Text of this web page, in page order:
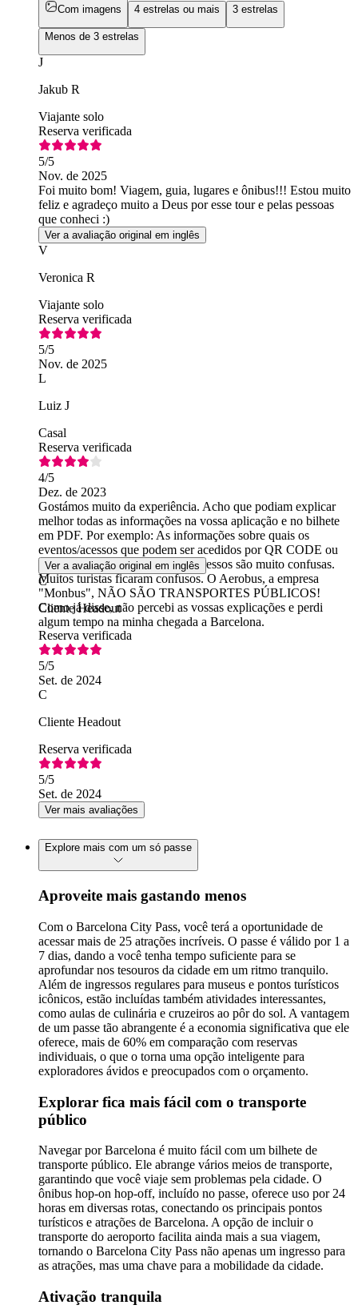
Com imagens 4 estrelas ou mais 3 estrelas
Menos de 3 estrelas
J
Jakub R
Viajante solo
Reserva verificada
5/5
Nov. de 2025
Foi muito bom! Viagem, guia, lugares e ônibus!!! Estou muito
feliz e agradeço muito a Deus por esse tour e pelas pessoas
que conheci :)
Ver a avaliação original em inglês
V
Veronica R
Viajante solo
Reserva verificada
5/5
Nov. de 2025
L
Luiz J
Casal
Reserva verificada
4/5
Dez. de 2023
Gostámos muito da experiência. Acho que podiam explicar
melhor todas as informações na vossa aplicação e no bilhete
em PDF. Por exemplo: As informações sobre quais os
eventos/acessos que podem ser acedidos por QR CODE ou
apenas por vouchers/cartões impressos são muito confusas.
Muitos turistas ficaram confusos. O Aerobus, a empresa
"Monbus", NÃO SÃO TRANSPORTES PÚBLICOS!
Como já disse, não percebi as vossas explicações e perdi
algum tempo na minha chegada a Barcelona.
Ver a avaliação original em inglês
C
Cliente Headout
Reserva verificada
5/5
Set. de 2024
C
Cliente Headout
Reserva verificada
5/5
Set. de 2024
Ver mais avaliações
Explore mais com um só passe
Aproveite mais gastando menos
Com o Barcelona City Pass, você terá a oportunidade de
acessar mais de 25 atrações incríveis. O passe é válido por 1 a
7 dias, dando a você tenha tempo suficiente para se
aprofundar nos tesouros da cidade em um ritmo tranquilo.
Além de ingressos regulares para museus e pontos turísticos
icônicos, estão incluídas também atividades interessantes,
como aulas de culinária e cruzeiros ao pôr do sol. A vantagem
de um passe tão abrangente é a economia significativa que ele
oferece, mais de 60% em comparação com reservas
individuais, o que o torna uma opção inteligente para
exploradores ávidos e preocupados com o orçamento.
Explorar fica mais fácil com o transporte
público
Navegar por Barcelona é muito fácil com um bilhete de
transporte público. Ele abrange vários meios de transporte,
garantindo que você viaje sem problemas pela cidade. O
ônibus hop-on hop-off, incluído no passe, oferece uso por 24
horas em diversas rotas, conectando os principais pontos
turísticos e atrações de Barcelona. A opção de incluir o
transporte do aeroporto facilita ainda mais a sua viagem,
tornando o Barcelona City Pass não apenas um ingresso para
as atrações, mas uma chave para a mobilidade da cidade.
Ativação tranquila